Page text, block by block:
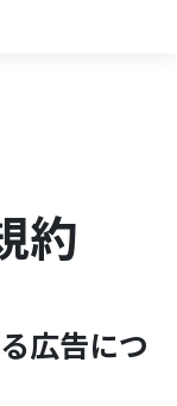
約
広告につ